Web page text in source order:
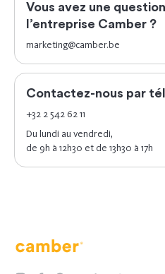
Vous avez une
l’entreprise Camber ?
marketing@camber.be
Contactez-nous par
+32 2 542 62 11
Du lundi au vendredi,
de 9h à 12h30 et de 13h30 à 17h
Camber